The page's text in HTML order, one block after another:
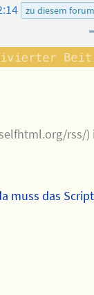
zu diesem forum
rss/)
muss das